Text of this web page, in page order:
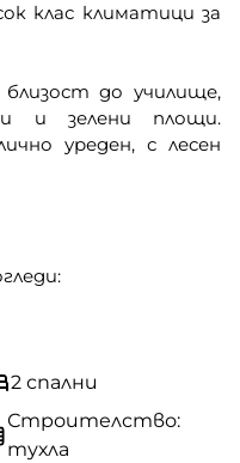
клас климатици за
до училище,
и зелени площи.
уреден, с лесен
2 спални
Строителство:
тухла